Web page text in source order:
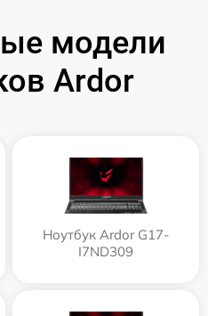
модели
Ardor
Ноутбук Ardor G17-
I7ND309